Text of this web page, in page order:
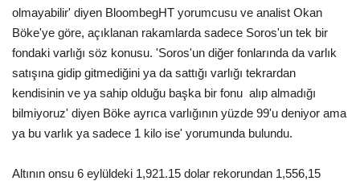
Künye
Sağlık
İletişim
Kültür Sanat
olmayabilir' diyen BloombegHT yorumcusu ve analist Okan
Böke'ye göre, açıklanan rakamlarda sadece Soros'un tek bir
fondaki varlığı söz konusu. 'Soros'un diğer fonlarında da varlık
satışına gidip gitmediğini ya da sattığı varlığı tekrardan
kendisinin ve ya sahip olduğu başka bir fonu alıp almadığı
bilmiyoruz' diyen Böke ayrıca varlığının yüzde 99'u deniyor ama
ya bu varlık ya sadece 1 kilo ise' yorumunda bulundu.
Altının onsu 6 eylüldeki 1,921.15 dolar rekorundan 1,556,15